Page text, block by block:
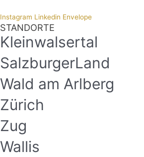
Instagram Linkedin Envelope
STANDORTE
Kleinwalsertal
SalzburgerLand
Wald am Arlberg
Zürich
Zug
Wallis